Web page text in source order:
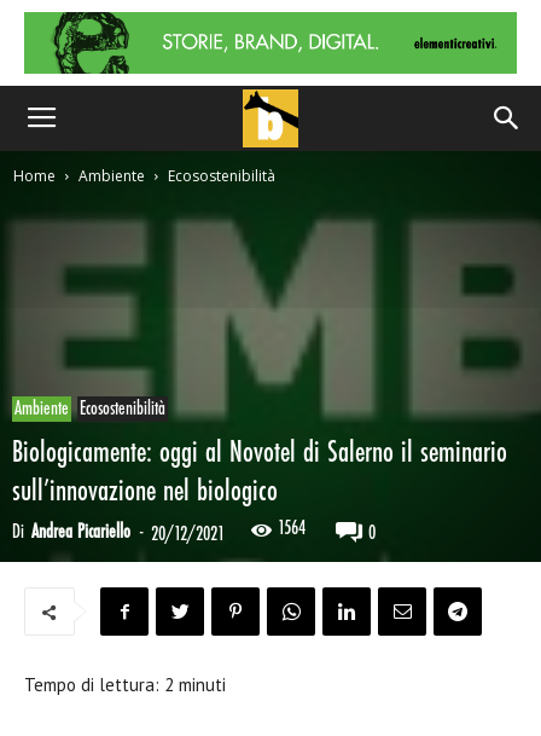
Home Ambiente Ecosostenibilità
Ambiente Ecosostenibilità
Biologicamente: oggi al Novotel di Salerno il seminario
sull’innovazione nel biologico
Di Andrea Picariello - 20/12/2021 1564 0
Tempo di lettura: 2 minuti